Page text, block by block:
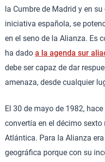
la Cumbre de Madrid y en
iniciativa española, se
en el seno de la Alianza. Es
ha dado a la agenda sur
debe ser capaz de dar
amenaza, desde cualquier
El 30 de mayo de 1982,
convertía en el décimo
Atlántica. Para la Alianza
geográfica porque con su